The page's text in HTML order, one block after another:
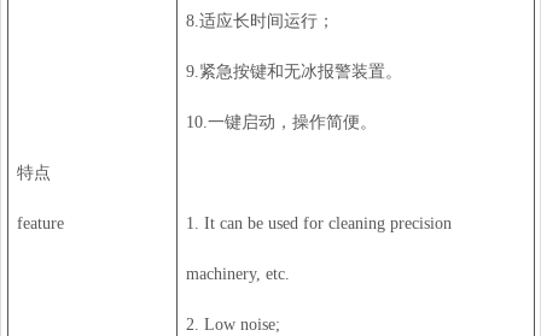
特点
feature
8.适应长时间运行；
9.紧急按键和无冰报警装置。
10.一键启动，操作简便。
1. It can be used for cleaning precision
machinery, etc.
2. Low noise;